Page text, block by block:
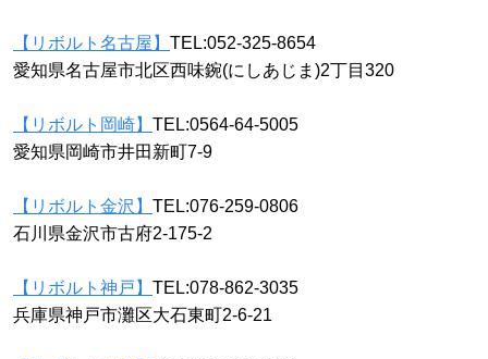
【リボルト名古屋】 TEL:052-325-8654
愛知県名古屋市北区西味鋺(にしあじま)2丁目320
【リボルト岡崎】 TEL:0564-64-5005
愛知県岡崎市井田新町7-9
【リボルト金沢】 TEL:076-259-0806
石川県金沢市古府2-175-2
【リボルト神戸】 TEL:078-862-3035
兵庫県神戸市灘区大石東町2-6-21